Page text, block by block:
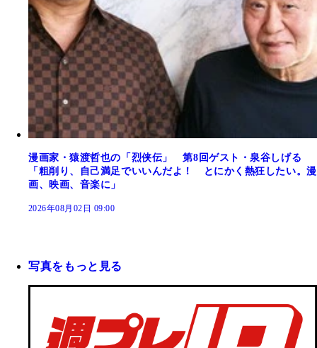
漫画家・猿渡哲也の「烈侠伝」 第8回ゲスト・泉谷しげる
「粗削り、自己満足でいいんだよ！ とにかく熱狂したい。漫
画、映画、音楽に」
2026年08月02日 09:00
写真をもっと見る